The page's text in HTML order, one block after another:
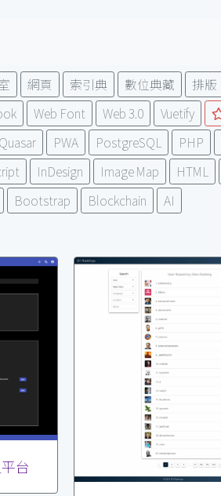
網頁 索引典 數位典藏 排版
Web Font Web 3.0 Vuetify
Quasar PWA PostgreSQL PHP
InDesign Image Map HTML
Bootstrap Blockchain AI
台